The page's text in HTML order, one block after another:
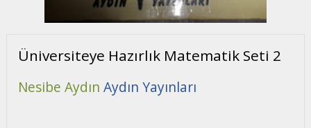
Üniversiteye Hazırlık Matematik Seti 2
Nesibe Aydın Aydın Yayınları